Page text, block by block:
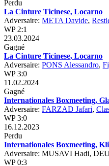
Perdu
La Cinture Ticinese, Locarno
Adversaire: META Davide,
WP 2:1
23.03.2024
Gagné
La Cinture Ticinese, Locarno
Adversaire: PONS Alessandro,
WP 3:0
11.02.2024
Gagné
Internationales Boxmeeting,
Adversaire: FARZAD Jafari,
WP 3:0
16.12.2023
Perdu
Internationales Boxmeeting,
Adversaire: MUSAVI Hadi,
WP 0:3